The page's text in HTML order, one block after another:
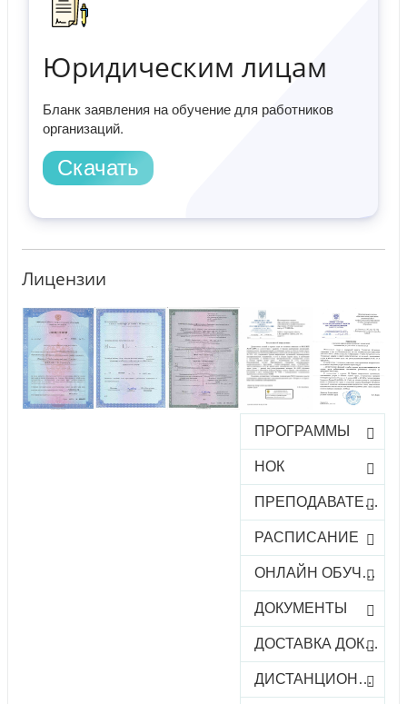
Юридическим лицам
Бланк заявления на обучение для работников
организаций.
Скачать
Лицензии
ПРОГРАММЫ
НОК
ПРЕПОДАВАТЕЛИ
РАСПИСАНИЕ
ОНЛАЙН ОБУЧЕНИЕ
ДОКУМЕНТЫ
ДОСТАВКА ДОКУМЕНТОВ
ДИСТАНЦИОННОЕ ОБУЧЕНИЕ